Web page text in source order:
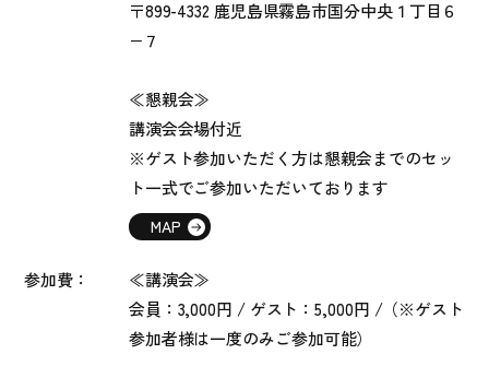
〒899-4332 鹿児島県霧島市国分中央１丁目６
−７
≪懇親会≫
講演会会場付近
※ゲスト参加いただく方は懇親会までのセッ
ト一式でご参加いただいております
MAP
参加費：
≪講演会≫
会員：3,000円 / ゲスト：5,000円 /（※ゲスト
参加者様は一度のみご参加可能）